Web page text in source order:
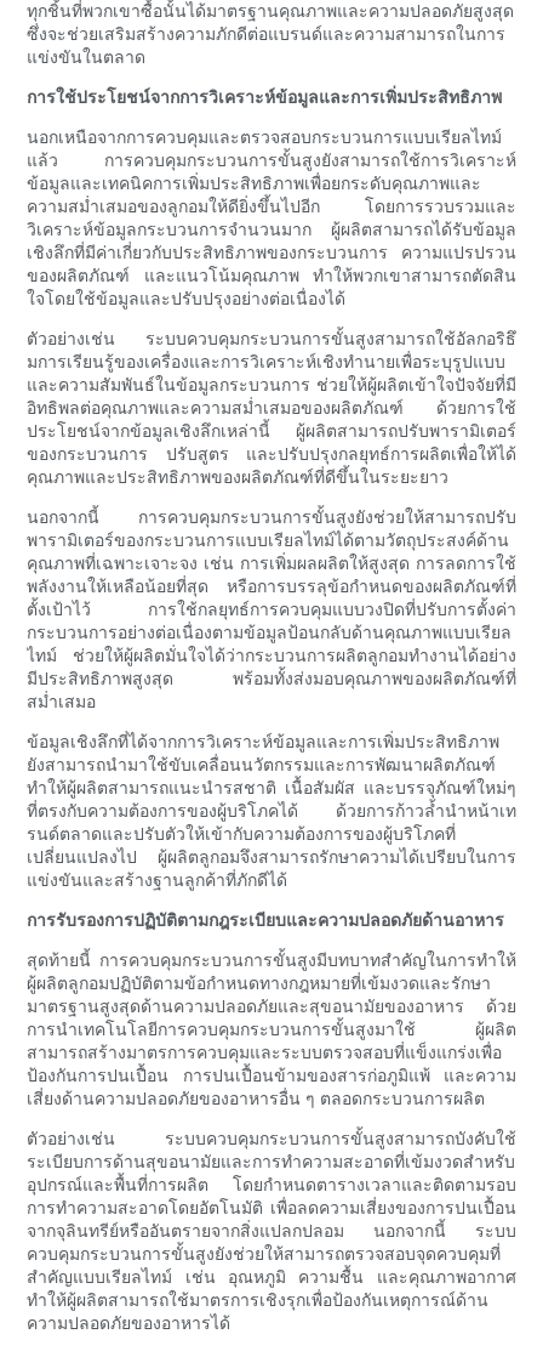
ทุกชิ้นที่พวกเขาซื้อนั้นได้มาตรฐานคุณภาพและความปลอดภัยสูงสุด
ซึ่งจะช่วยเสริมสร้างความภักดีต่อแบรนด์และความสามารถในการ
แข่งขันในตลาด
การใช้ประโยชน์จากการวิเคราะห์ข้อมูลและการเพิ่มประสิทธิภาพ
นอกเหนือจากการควบคุมและตรวจสอบกระบวนการแบบเรียลไทม์
แล้ว การควบคุมกระบวนการขั้นสูงยังสามารถใช้การวิเคราะห์
ข้อมูลและเทคนิคการเพิ่มประสิทธิภาพเพื่อยกระดับคุณภาพและ
ความสม่ำเสมอของลูกอมให้ดียิ่งขึ้นไปอีก โดยการรวบรวมและ
วิเคราะห์ข้อมูลกระบวนการจำนวนมาก ผู้ผลิตสามารถได้รับข้อมูล
เชิงลึกที่มีค่าเกี่ยวกับประสิทธิภาพของกระบวนการ ความแปรปรวน
ของผลิตภัณฑ์ และแนวโน้มคุณภาพ ทำให้พวกเขาสามารถตัดสิน
ใจโดยใช้ข้อมูลและปรับปรุงอย่างต่อเนื่องได้
ตัวอย่างเช่น ระบบควบคุมกระบวนการขั้นสูงสามารถใช้อัลกอริธึ
มการเรียนรู้ของเครื่องและการวิเคราะห์เชิงทำนายเพื่อระบุรูปแบบ
และความสัมพันธ์ในข้อมูลกระบวนการ ช่วยให้ผู้ผลิตเข้าใจปัจจัยที่มี
อิทธิพลต่อคุณภาพและความสม่ำเสมอของผลิตภัณฑ์ ด้วยการใช้
ประโยชน์จากข้อมูลเชิงลึกเหล่านี้ ผู้ผลิตสามารถปรับพารามิเตอร์
ของกระบวนการ ปรับสูตร และปรับปรุงกลยุทธ์การผลิตเพื่อให้ได้
คุณภาพและประสิทธิภาพของผลิตภัณฑ์ที่ดีขึ้นในระยะยาว
นอกจากนี้ การควบคุมกระบวนการขั้นสูงยังช่วยให้สามารถปรับ
พารามิเตอร์ของกระบวนการแบบเรียลไทม์ได้ตามวัตถุประสงค์ด้าน
คุณภาพที่เฉพาะเจาะจง เช่น การเพิ่มผลผลิตให้สูงสุด การลดการใช้
พลังงานให้เหลือน้อยที่สุด หรือการบรรลุข้อกำหนดของผลิตภัณฑ์ที่
ตั้งเป้าไว้ การใช้กลยุทธ์การควบคุมแบบวงปิดที่ปรับการตั้งค่า
กระบวนการอย่างต่อเนื่องตามข้อมูลป้อนกลับด้านคุณภาพแบบเรียล
ไทม์ ช่วยให้ผู้ผลิตมั่นใจได้ว่ากระบวนการผลิตลูกอมทำงานได้อย่าง
มีประสิทธิภาพสูงสุด พร้อมทั้งส่งมอบคุณภาพของผลิตภัณฑ์ที่
สม่ำเสมอ
ข้อมูลเชิงลึกที่ได้จากการวิเคราะห์ข้อมูลและการเพิ่มประสิทธิภาพ
ยังสามารถนำมาใช้ขับเคลื่อนนวัตกรรมและการพัฒนาผลิตภัณฑ์
ทำให้ผู้ผลิตสามารถแนะนำรสชาติ เนื้อสัมผัส และบรรจุภัณฑ์ใหม่ๆ
ที่ตรงกับความต้องการของผู้บริโภคได้ ด้วยการก้าวล้ำนำหน้าเท
รนด์ตลาดและปรับตัวให้เข้ากับความต้องการของผู้บริโภคที่
เปลี่ยนแปลงไป ผู้ผลิตลูกอมจึงสามารถรักษาความได้เปรียบในการ
แข่งขันและสร้างฐานลูกค้าที่ภักดีได้
การรับรองการปฏิบัติตามกฎระเบียบและความปลอดภัยด้านอาหาร
สุดท้ายนี้ การควบคุมกระบวนการขั้นสูงมีบทบาทสำคัญในการทำให้
ผู้ผลิตลูกอมปฏิบัติตามข้อกำหนดทางกฎหมายที่เข้มงวดและรักษา
มาตรฐานสูงสุดด้านความปลอดภัยและสุขอนามัยของอาหาร ด้วย
การนำเทคโนโลยีการควบคุมกระบวนการขั้นสูงมาใช้ ผู้ผลิต
สามารถสร้างมาตรการควบคุมและระบบตรวจสอบที่แข็งแกร่งเพื่อ
ป้องกันการปนเปื้อน การปนเปื้อนข้ามของสารก่อภูมิแพ้ และความ
เสี่ยงด้านความปลอดภัยของอาหารอื่น ๆ ตลอดกระบวนการผลิต
ตัวอย่างเช่น ระบบควบคุมกระบวนการขั้นสูงสามารถบังคับใช้
ระเบียบการด้านสุขอนามัยและการทำความสะอาดที่เข้มงวดสำหรับ
อุปกรณ์และพื้นที่การผลิต โดยกำหนดตารางเวลาและติดตามรอบ
การทำความสะอาดโดยอัตโนมัติ เพื่อลดความเสี่ยงของการปนเปื้อน
จากจุลินทรีย์หรืออันตรายจากสิ่งแปลกปลอม นอกจากนี้ ระบบ
ควบคุมกระบวนการขั้นสูงยังช่วยให้สามารถตรวจสอบจุดควบคุมที่
สำคัญแบบเรียลไทม์ เช่น อุณหภูมิ ความชื้น และคุณภาพอากาศ
ทำให้ผู้ผลิตสามารถใช้มาตรการเชิงรุกเพื่อป้องกันเหตุการณ์ด้าน
ความปลอดภัยของอาหารได้